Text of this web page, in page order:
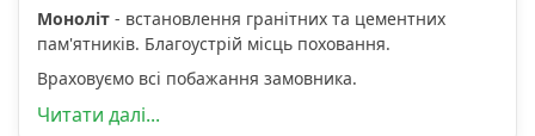
Моноліт - встановлення гранітних та цементних
пам'ятників. Благоустрій місць поховання.
Враховуємо всі побажання замовника.
Читати далі...